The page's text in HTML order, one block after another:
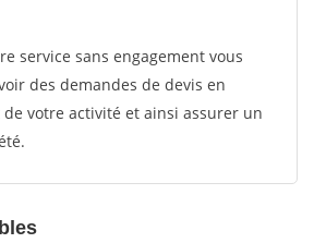
service sans engagement vous
des demandes de devis en
votre activité et ainsi assurer un